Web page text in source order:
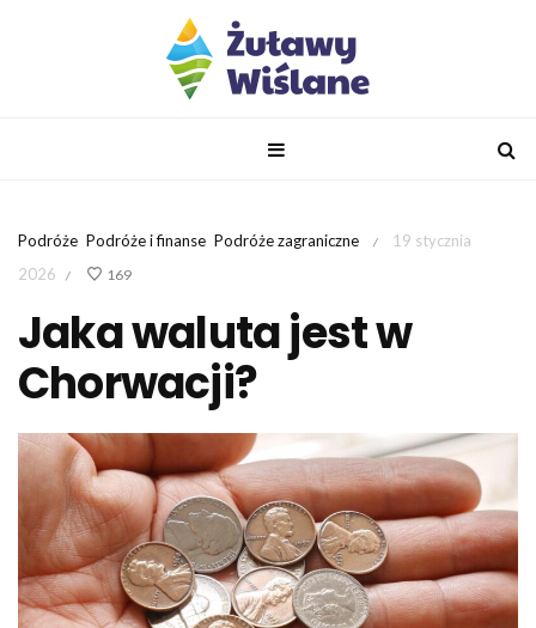
Podróże Podróże i finanse Podróże zagraniczne /
19 stycznia
2026
/ 169
Jaka waluta jest w
Chorwacji?